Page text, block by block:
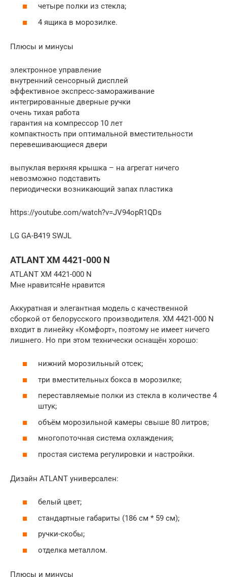
четыре полки из стекла;
4 ящика в морозилке.
Плюсы и минусы
электронное управление
внутренний сенсорный дисплей
эффективное экспресс-замораживание
интегрированные дверные ручки
очень тихая работа
гарантия на компрессор 10 лет
компактность при оптимальной вместительности
перевешивающиеся двери
выпуклая верхняя крышка – на агрегат ничего
невозможно подставить
периодически возникающий запах пластика
https://youtube.com/watch?v=JV94opR1QDs
LG GA-B419 SWJL
ATLANT ХМ 4421-000 N
ATLANT ХМ 4421-000 N
Мне нравитсяНе нравится
Аккуратная и элегантная модель с качественной
сборкой от белорусского производителя. ХМ 4421-000 N
входит в линейку «Комфорт», поэтому не имеет ничего
лишнего. Но при этом технически оснащён хорошо:
нижний морозильный отсек;
три вместительных бокса в морозилке;
переставляемые полки из стекла в количестве 4
штук;
объём морозильной камеры свыше 80 литров;
многопоточная система охлаждения;
простая система регулировки и настройки.
Дизайн ATLANT универсален:
белый цвет;
стандартные габариты (186 см * 59 см);
ручки-скобы;
отделка металлом.
Плюсы и минусы